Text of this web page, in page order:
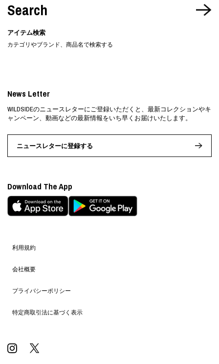
Search
アイテム検索
カテゴリやブランド、商品名で検索する
利用規約
会社概要
プライバシーポリシー
特定商取引法に基づく表示
News Letter
WILDSIDEのニュースレターにご登録いただくと、最新コレクションやキ
ャンペーン、動画などの最新情報をいち早くお届けいたします。
ニュースレターに登録する
Download The App